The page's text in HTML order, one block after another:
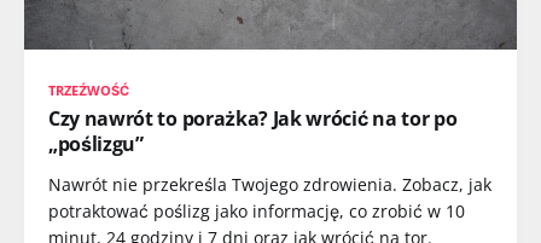
TRZEŹWOŚĆ
Czy nawrót to porażka? Jak wrócić na tor po
„poślizgu”
Nawrót nie przekreśla Twojego zdrowienia. Zobacz, jak
potraktować poślizg jako informację, co zrobić w 10
minut, 24 godziny i 7 dni oraz jak wrócić na tor.